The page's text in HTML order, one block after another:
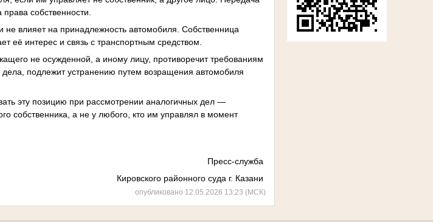
собственности.
не влияет на принадлежность автомобиля. Собственница
её интерес и связь с транспортным средством.
не осужденной, а иному лицу, противоречит требованиям
подлежит устранению путем возращения автомобиля
эту позицию при рассмотрении аналогичных дел —
собственника, а не у любого, кто им управлял в момент
Пресс-служба
Кировского районного суда г. Казани
опубликовано 12.05.2026 13:23 (МСК)